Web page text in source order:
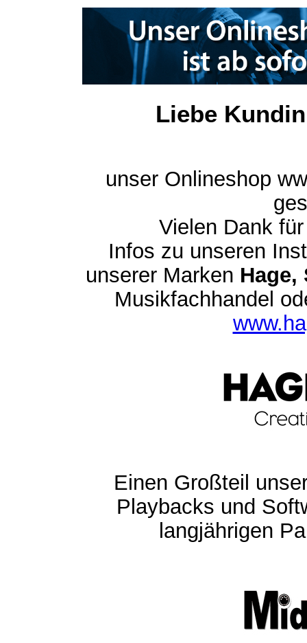
Liebe
unser Onlineshop
Vielen Dank
Infos zu unseren
unserer Marken Hage,
Musikfachhandel
Einen Großteil
Playbacks und
langjährigen